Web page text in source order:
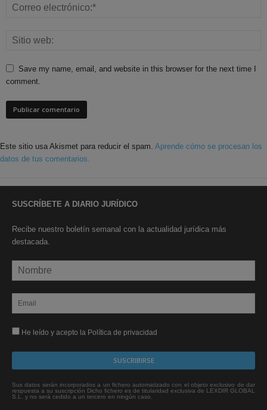
Save my name, email, and website in this browser for the next time I
comment.
Este sitio usa Akismet para reducir el spam. Aprende cómo se procesan los
datos de tus comentarios.
SUSCRÍBETE A DIARIO JURÍDICO
Recibe nuestro boletín semanal con la actualidad jurídica más
destacada.
He leído y acepto la Política de privacidad
Sus datos serán incorporados a un fichero automatizado con el objeto exclusivo de dar
respuesta a su suscripción Dicho fichero es de titularidad exclusiva de LEXDIR GLOBAL
S.L. y no será cedido a un tercero en ningún caso.